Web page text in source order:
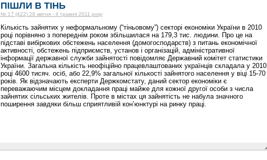
ПІШЛИ В ТІНЬ
№ 17 (422) 28 квітня - 4 травня 2011 року
Кількість зайнятих у неформальному (“тіньовому”) секторі економіки України в 2010
році порівняно з попереднім роком збільшилася на 179,3 тис. людини. Про це на
підставі вибіркових обстежень населення (домогосподарств) з питань економічної
активності, обстежень підприємств, установ і організацій, адміністративної
інформації державної служби зайнятості повідомляє Державний комітет статистики
України. Загальна кількість неофіційно працевлаштованих українців складала у 2010
році 4600 тисяч. осіб, або 22,9% загальної кількості зайнятого населення у віці 15-70
років. Як відзначають експерти Держкомстату, даний сектор економіки є
переважаючим місцем докладання праці майже для кожної другої особи з числа
зайнятих сільських жителів. Проте в містах ця зайнятість не набула значного
поширення завдяки більш сприятливій кон’юнктурі на ринку праці.